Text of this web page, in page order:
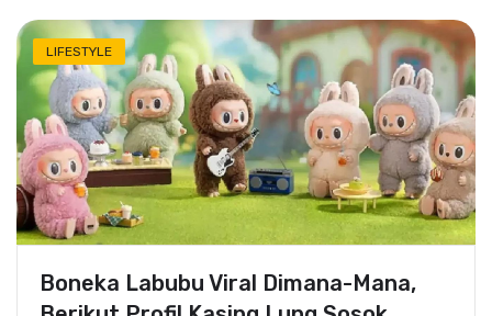
LIFESTYLE
Boneka Labubu Viral Dimana-Mana,